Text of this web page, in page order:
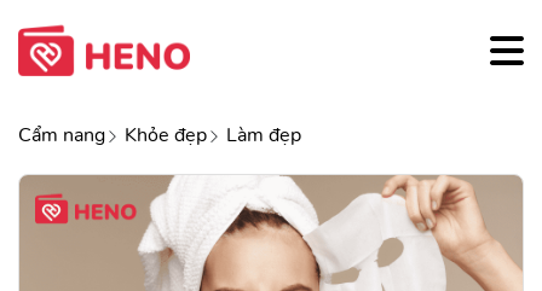
Cẩm nang Khỏe đẹp Làm đẹp